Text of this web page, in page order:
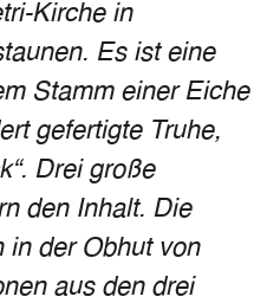
Kirche in
Es ist eine
Stamm einer Eiche
gefertigte Truhe,
Drei große
den Inhalt. Die
in der Obhut von
aus den drei